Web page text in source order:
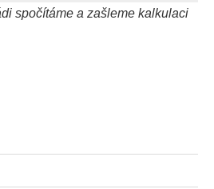
spočítáme a zašleme kalkulaci